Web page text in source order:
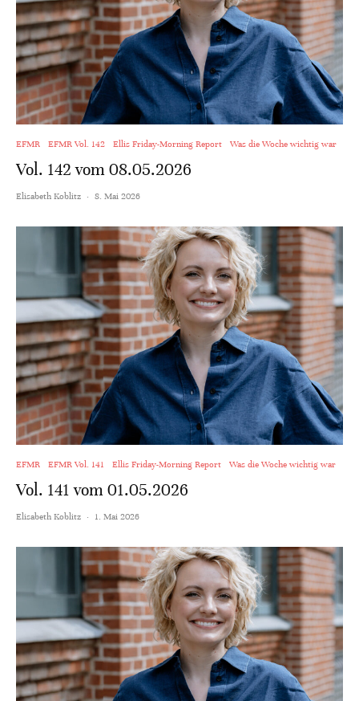
EFMR EFMR Vol. 142 Ellis Friday-Morning Report Was die Woche wichtig war
Vol. 142 vom 08.05.2026
Elisabeth Koblitz · 8. Mai 2026
EFMR EFMR Vol. 141 Ellis Friday-Morning Report Was die Woche wichtig war
Vol. 141 vom 01.05.2026
Elisabeth Koblitz · 1. Mai 2026